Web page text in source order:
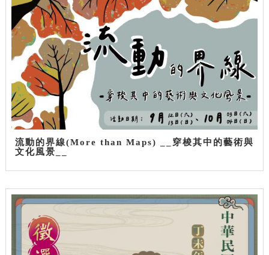
流動的界線(More than Maps) __穿梭其中的藝術與
文化風景__